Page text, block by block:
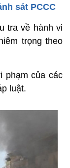
sát PCCC
tra về hành vi
trọng theo
phạm của các
luật.